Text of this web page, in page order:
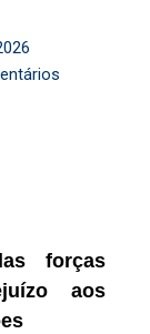
forças
aos